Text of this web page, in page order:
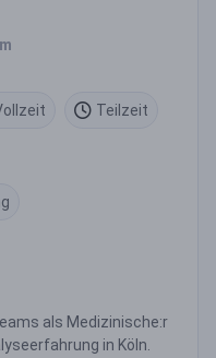
Teilzeit
als Medizinische:r
in Köln.